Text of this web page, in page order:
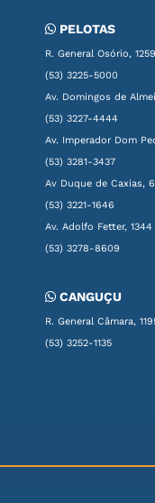
PELOTAS
R. General Osório, 1259
(53) 3225-5000
Av. Domingos de
(53) 3227-4444
Av. Imperador Dom
(53) 3281-3437
Av Duque de Caxias,
(53) 3221-1646
Av. Adolfo Fetter, 1344
(53) 3278-8609
CANGUÇU
R. General Câmara,
(53) 3252-1135